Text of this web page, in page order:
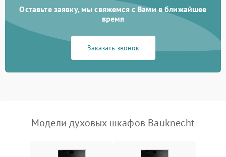
Оставьте заявку, мы свяжемся с Вами в ближайшее
время
Заказать звонок
Модели духовых шкафов Bauknecht